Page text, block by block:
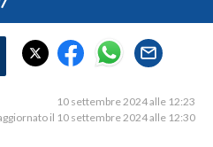
10 settembre 2024 alle 12:23
il 10 settembre 2024 alle 12:30